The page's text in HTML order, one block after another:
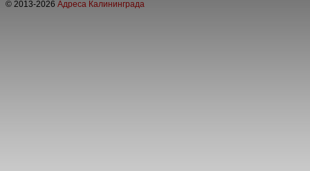
© 2013-2026 Адреса Калининграда